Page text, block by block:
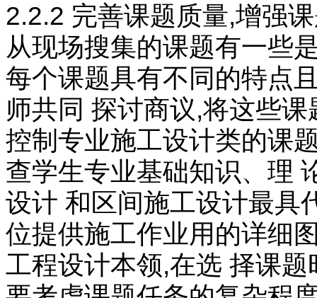
2.2.2 完善课题质量,增强
从现场搜集的课题有一些
每个课题具有不同的特点
师共同 探讨商议,将这些
控制专业施工设计类的课
查学生专业基础知识、理
设计 和区间施工设计最具
位提供施工作业用的详细
工程设计本领,在选 择课